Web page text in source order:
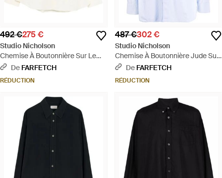
492 €275 €
Studio Nicholson
Chemise À Boutonnière Sur Le
Devant - Blanc
De FARFETCH
RÉDUCTION
487 €302 €
Studio Nicholson
Chemise À Boutonnière Jude Sur
Le Devant - Blanc
De FARFETCH
RÉDUCTION